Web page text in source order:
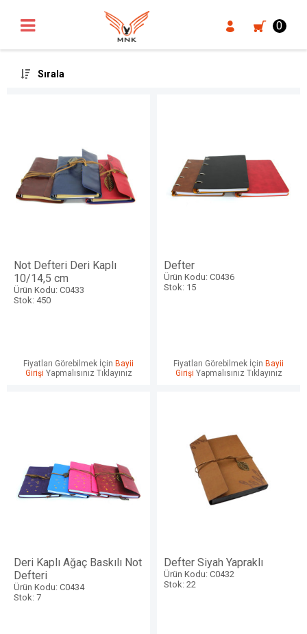
0
Sırala
Not Defteri Deri Kaplı
10/14,5 cm
Ürün Kodu: C0433
Stok: 450
Fiyatları Görebilmek İçin Bayii
Girişi Yapmalısınız Tıklayınız
Defter
Ürün Kodu: C0436
Stok: 15
Fiyatları Görebilmek İçin Bayii
Girişi Yapmalısınız Tıklayınız
Deri Kaplı Ağaç Baskılı Not
Defteri
Ürün Kodu: C0434
Stok: 7
Defter Siyah Yapraklı
Ürün Kodu: C0432
Stok: 22